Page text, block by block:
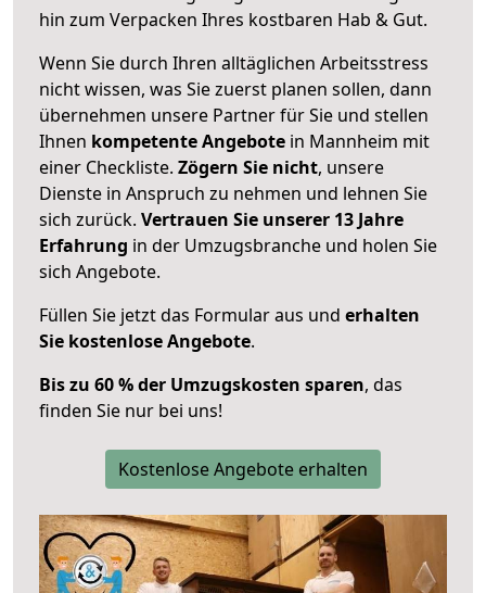
hin zum Verpacken Ihres kostbaren Hab & Gut.
Wenn Sie durch Ihren alltäglichen Arbeitsstress
nicht wissen, was Sie zuerst planen sollen, dann
übernehmen unsere Partner für Sie und stellen
Ihnen kompetente Angebote in Mannheim mit
einer Checkliste. Zögern Sie nicht, unsere
Dienste in Anspruch zu nehmen und lehnen Sie
sich zurück. Vertrauen Sie unserer 13 Jahre
Erfahrung in der Umzugsbranche und holen Sie
sich Angebote.
Füllen Sie jetzt das Formular aus und erhalten
Sie kostenlose Angebote.
Bis zu 60 % der Umzugskosten sparen, das
finden Sie nur bei uns!
Kostenlose Angebote erhalten